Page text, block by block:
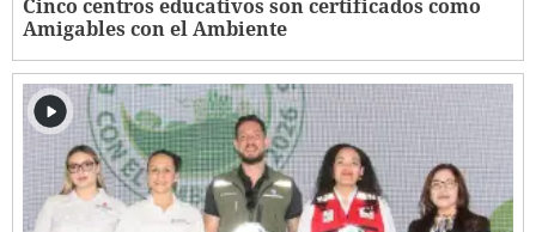
Cinco centros educativos son certificados como
Amigables con el Ambiente